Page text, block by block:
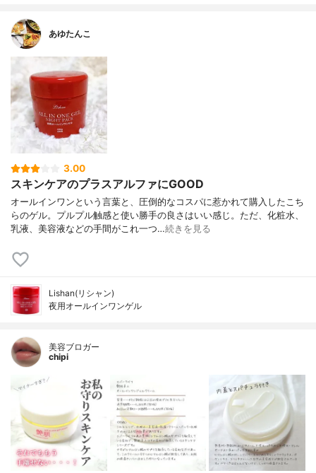
あゆたんこ
3.00
スキンケアのプラスアルファにGOOD
オールインワンという言葉と、圧倒的なコスパに惹かれて購入したこち
らのゲル。プルプル触感と使い勝手の良さはいい感じ。ただ、化粧水、
乳液、美容液などの手間がこれ一つ…続きを見る
Lishan(リシャン)
夜用オールインワンゲル
美容ブロガー
chipi